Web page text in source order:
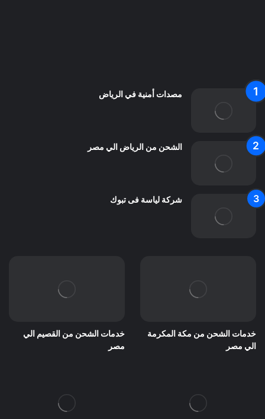
مصدات أمنية في الرياض
الشحن من الرياض الي مصر
شركة لياسة فى تبوك
خدمات الشحن من مكة المكرمة
الي مصر
خدمات الشحن من القصيم الي
مصر